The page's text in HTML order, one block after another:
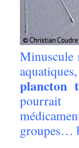
Minuscule
plancton
groupes…